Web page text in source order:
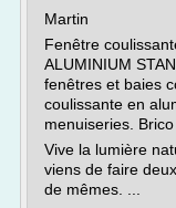
Martin
Fenêtre
ALUMINIUM
fenêtres et baies
coulissante en
menuiseries.
Vive la lumière
viens de faire
de mêmes. ...